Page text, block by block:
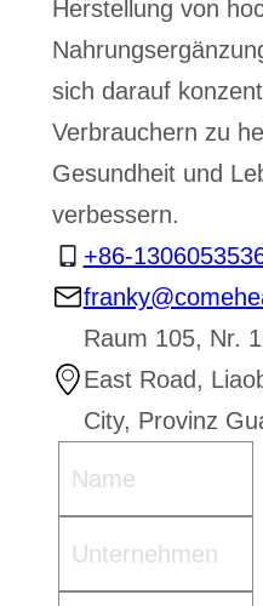
Herstellung von
sich darauf
Verbrauchern zu
Gesundheit und
verbessern.
+86-
Raum 105, Nr.
East Road,
City, Provinz